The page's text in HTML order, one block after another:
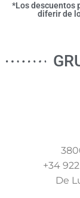
*Los descuentos
diferir de
+34
De